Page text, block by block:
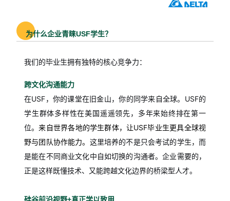
为什么企业青睐USF学生？
我们的毕业生拥有独特的核心竞争力：
跨文化沟通能力
在USF，你的课堂在旧金山，你的同学来自全球。USF的
学生群体多样性在美国遥遥领先，多年来始终排在第一
位。来自世界各地的学生群体，让USF毕业生更具全球视
野与团队协作能力。 这里培养的不是只会考试的学生，而
是能在不同商业文化中自如切换的沟通者。企业需要的，
正是这样既懂技术、又能跨越文化边界的桥梁型人才。
硅谷前沿视野+真正学以致用